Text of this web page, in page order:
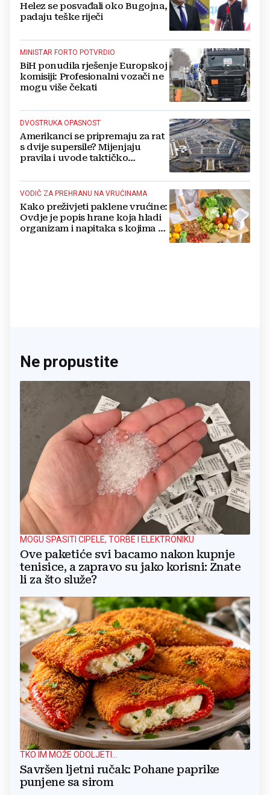
Helez se posvađali oko Bugojna,
padaju teške riječi
MINISTAR FORTO POTVRDIO
BiH ponudila rješenje Europskoj
komisiji: Profesionalni vozači ne
mogu više čekati
DVOSTRUKA OPASNOST
Amerikanci se pripremaju za rat
s dvije supersile? Mijenjaju
pravila i uvode taktičko
VODIČ ZA PREHRANU NA VRUĆINAMA
Kako preživjeti paklene vrućine:
Ovdje je popis hrane koja hladi
organizam i napitaka s kojima si
Ne propustite
MOGU SPASITI CIPELE, TORBE I ELEKTRONIKU
Ove paketiće svi bacamo nakon kupnje
tenisice, a zapravo su jako korisni: Znate
li za što služe?
TKO IM MOŽE ODOLJETI...
Savršen ljetni ručak: Pohane paprike
punjene sa sirom